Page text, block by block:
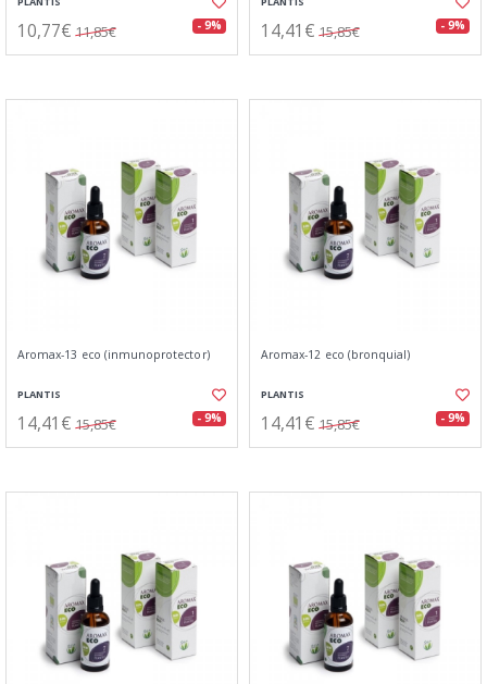
10,77€ 11,85€ - 9% 14,41€ 15,85€ - 9%
Aromax-13 eco (inmunoprotector)
PLANTIS
14,41€ 15,85€ - 9%
Aromax-12 eco (bronquial)
PLANTIS
14,41€ 15,85€ - 9%